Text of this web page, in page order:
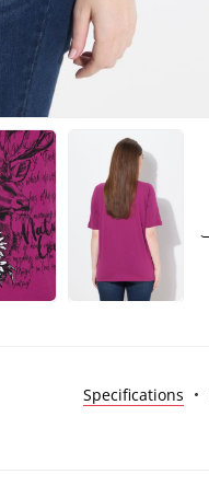
Specifications